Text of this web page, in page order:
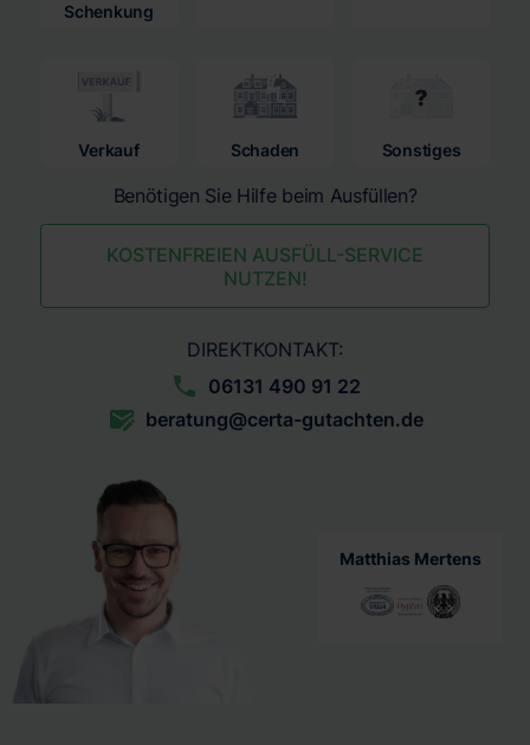
Schenkung
Verkauf Schaden Sonstiges
Benötigen Sie Hilfe beim Ausfüllen?
KOSTENFREIEN AUSFÜLL-SERVICE
NUTZEN!
DIREKTKONTAKT:
06131 490 91 22
beratung@certa-gutachten.de
Matthias Mertens